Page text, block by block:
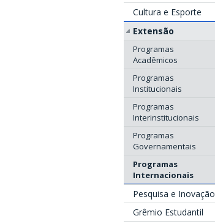
Cultura e Esporte
Extensão
Programas
Acadêmicos
Programas
Institucionais
Programas
Interinstitucionais
Programas
Governamentais
Programas
Internacionais
Pesquisa e Inovação
Grêmio Estudantil